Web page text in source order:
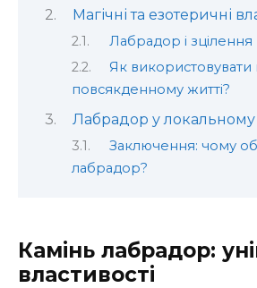
Магічні та езотеричні
Лабрадор і зцілення
Як використовувати
повсякденному житті?
Лабрадор у локальному
Заключення: чому
лабрадор?
Камінь лабрадор:
властивості